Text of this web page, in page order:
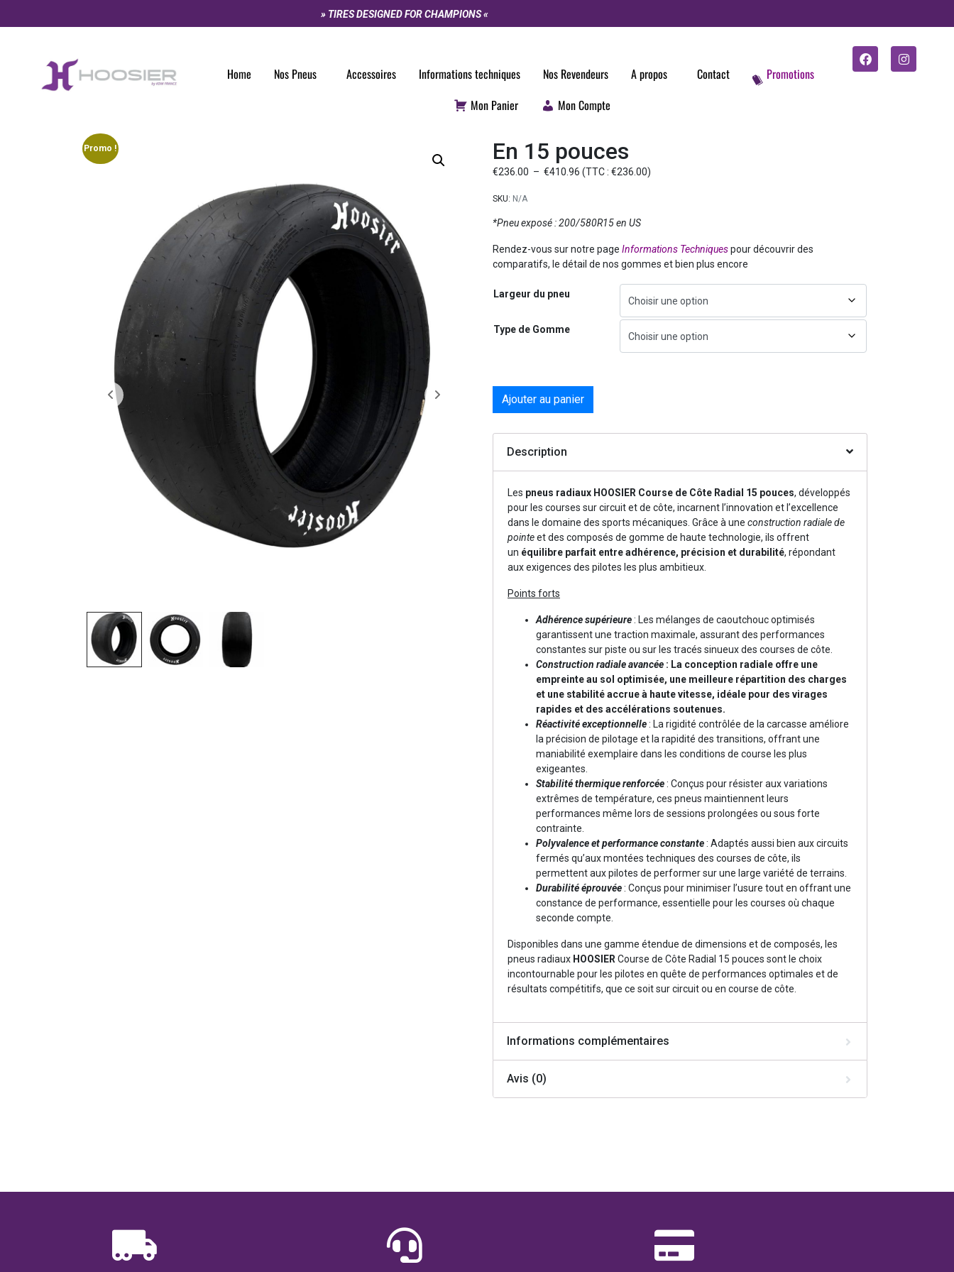
» TIRES DESIGNED FOR CHAMPIONS «
Home Nos Pneus Accessoires Informations techniques Nos Revendeurs A propos Contact
Promotions
Mon Panier
Mon Compte
Promo ! En 15 pouces
€236.00 – €410.96 (TTC : €236.00)
SKU: N/A
*Pneu exposé : 200/580R15 en US
Rendez-vous sur notre page Informations Techniquespour découvrir des
comparatifs, le détail de nos gommes et bien plus encore
Largeur du pneu
Type de Gomme
Ajouter au panier
Description
Les pneus radiaux HOOSIER Course de Côte Radial 15 pouces, développés
pour les courses sur circuit et de côte, incarnent l’innovation et l’excellence
dans le domaine des sports mécaniques. Grâce à une construction radiale de
pointeet des composés de gomme de haute technologie, ils offrent
un équilibre parfait entre adhérence, précision et durabilité, répondant
aux exigences des pilotes les plus ambitieux.
Points forts
Adhérence supérieure: Les mélanges de caoutchouc optimisés
garantissent une traction maximale, assurant des performances
constantes sur piste ou sur les tracés sinueux des courses de côte.
Construction radiale avancée : La conception radiale offre une
empreinte au sol optimisée, une meilleure répartition des charges
et une stabilité accrue à haute vitesse, idéale pour des virages
rapides et des accélérations soutenues.
Réactivité exceptionnelle: La rigidité contrôlée de la carcasse améliore
la précision de pilotage et la rapidité des transitions, offrant une
maniabilité exemplaire dans les conditions de course les plus
exigeantes.
Stabilité thermique renforcée: Conçus pour résister aux variations
extrêmes de température, ces pneus maintiennent leurs
performances même lors de sessions prolongées ou sous forte
contrainte.
Polyvalence et performance constante: Adaptés aussi bien aux circuits
fermés qu’aux montées techniques des courses de côte, ils
permettent aux pilotes de performer sur une large variété de terrains.
Durabilité éprouvée: Conçus pour minimiser l’usure tout en offrant une
constance de performance, essentielle pour les courses où chaque
seconde compte.
Disponibles dans une gamme étendue de dimensions et de composés, les
pneus radiaux HOOSIER Course de Côte Radial 15 pouces sont le choix
incontournable pour les pilotes en quête de performances optimales et de
résultats compétitifs, que ce soit sur circuit ou en course de côte.
Informations complémentaires
Avis (0)